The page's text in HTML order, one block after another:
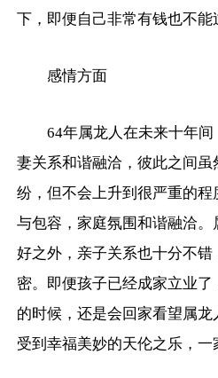
下，即便自己非常有钱也不能
感情方面
64年属龙人在未来十年
妻关系和谐融洽，彼此之间虽
纷，但不会上升到很严重的
与包容，家庭氛围和谐融洽
好之外，亲子关系也十分不
密。即便孩子已经成家立业
的时候，还是会回家看望属
受到幸福美妙的天伦之乐，一